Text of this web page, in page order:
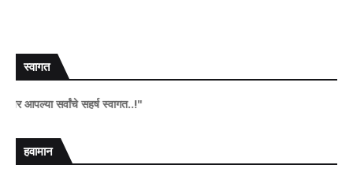
स्वागत
सहर्ष स्वागत..!"
हवामान